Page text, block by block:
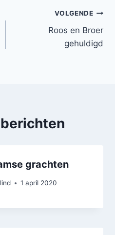
VOLGENDE
Roos en Broer
gehuldigd
grachten
1 april 2020